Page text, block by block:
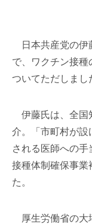
日本共産党の伊
で、ワクチン接種
ついてただしまし
伊藤氏は、全国
介。「市町村が設
される医師への
接種体制確保事業
た。
厚生労働省の大